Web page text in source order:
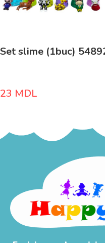
Set slime (1buc)
23 MDL